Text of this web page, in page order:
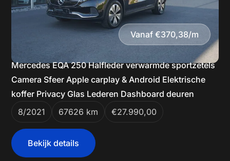
Vanaf €370,38/m
Mercedes EQA 250 Halfleder verwarmde sportzetels
Camera Sfeer Apple carplay & Android Elektrische
koffer Privacy Glas Lederen Dashboard deuren
8/2021
67626 km €27.990,00
Bekijk details